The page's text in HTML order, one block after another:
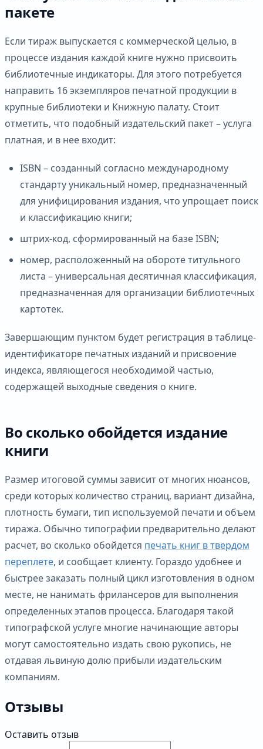
пакете
Если тираж выпускается с коммерческой целью, в
процессе издания каждой книге нужно присвоить
библиотечные индикаторы. Для этого потребуется
направить 16 экземпляров печатной продукции в
крупные библиотеки и Книжную палату. Стоит
отметить, что подобный издательский пакет – услуга
платная, и в нее входит:
ISBN – созданный согласно международному
стандарту уникальный номер, предназначенный
для унифицирования издания, что упрощает поиск
и классификацию книги;
штрих-код, сформированный на базе ISBN;
номер, расположенный на обороте титульного
листа – универсальная десятичная классификация,
предназначенная для организации библиотечных
картотек.
Завершающим пунктом будет регистрация в таблице-
идентификаторе печатных изданий и присвоение
индекса, являющегося необходимой частью,
содержащей выходные сведения о книге.
Во сколько обойдется издание
книги
Размер итоговой суммы зависит от многих нюансов,
среди которых количество страниц, вариант дизайна,
плотность бумаги, тип используемой печати и объем
тиража. Обычно типографии предварительно делают
расчет, во сколько обойдется печать книг в твердом
переплете, и сообщает клиенту. Гораздо удобнее и
быстрее заказать полный цикл изготовления в одном
месте, не нанимать фрилансеров для выполнения
определенных этапов процесса. Благодаря такой
типографской услуге многие начинающие авторы
могут самостоятельно издать свою рукопись, не
отдавая львиную долю прибыли издательским
компаниям.
Отзывы
Оставить отзыв